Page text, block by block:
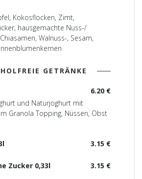
Kokosflocken, Zimt,
hausgemachte Nuss-/
Walnuss-, Sesam,
GETRÄNKE
6.20 €
und Naturjoghurt mit
Granola Topping, Nüssen, Obst
3.15 €
3.15 €
Zucker 0,33l